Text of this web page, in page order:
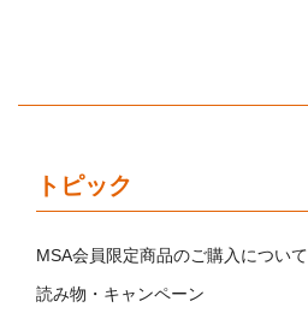
トピック
MSA会員限定商品のご購入について
読み物・キャンペーン